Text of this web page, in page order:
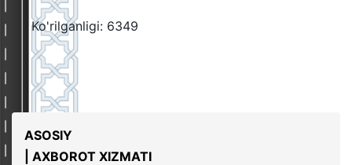
Ko'rilganligi: 6349
ASOSIY
| AXBOROT XIZMATI